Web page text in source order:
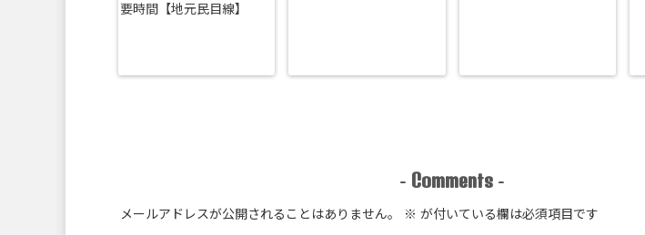
要時間【地元民目線】
- Comments -
メールアドレスが公開されることはありません。 ※ が付いている欄は必須項目です